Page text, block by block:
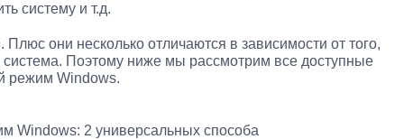
систему и т.д.
они несколько отличаются в зависимости от того,
система. Поэтому ниже мы рассмотрим все доступные
режим Windows.
Windows: 2 универсальных способа